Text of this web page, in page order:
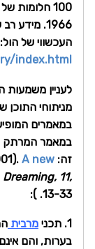
100
1966.
העכשווי של
index.html
לעניין
מניתוחי
במאמרים
במאמר המרתק
זה: Domhoff, G. W. (2001). A new
Dreaming, 11,
13-33. ):
1. תכני מרבית
בערות, והם